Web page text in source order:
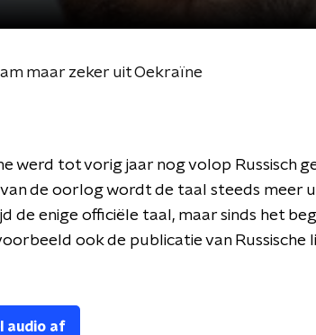
maar zeker uit Oekraïne
werd tot vorig jaar nog volop Russisch
van de oorlog wordt de taal steeds meer
de enige officiële taal, maar sinds het
ook de publicatie van Russische
audio af